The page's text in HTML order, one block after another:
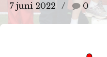
7 juni 2022 0